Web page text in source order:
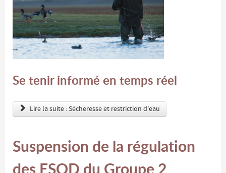
Se tenir informé en temps réel
Lire la suite : Sécheresse et restriction d'eau
Suspension de la régulation
des ESOD du Groupe 2